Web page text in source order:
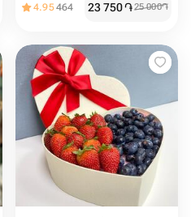
4.95464 23 750֏25 000֏